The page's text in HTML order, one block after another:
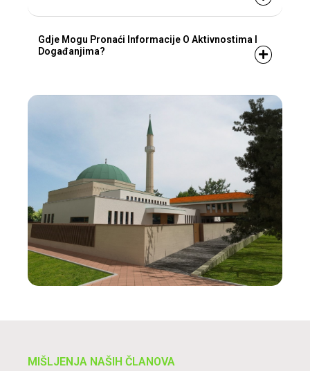
Gdje Mogu Pronaći Informacije O Aktivnostima I
Događanjima?
MIŠLJENJA NAŠIH ČLANOVA